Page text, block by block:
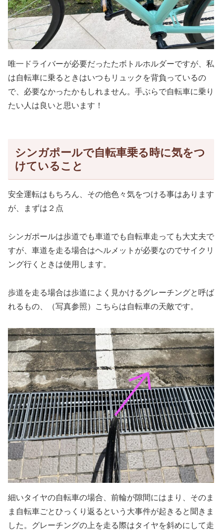
唯一ドライバーが必要だったたボトルホルダーですが、私
は自転車に乗るときはいつもリュックを背負っているの
で、必要なかったかもしれません。手ぶらで自転車に乗り
たい人は良いと思います！
シンガポールで自転車乗る時に気をつ
けていること
安全運転はもちろん、その他色々気をつける事はあります
が、まずは２点
シンガポールは歩道でも車道でも自転車走っても大丈夫で
すが、車道を走る場合はヘルメットが必要なのでサイクリ
ング行くときは使用します。
歩道を走る場合は歩道によく見かけるグレーチングと呼ば
れるもの、（写真参照）こちらは自転車の天敵です。
細いタイヤの自転車の場合、前輪が隙間にはまり、そのま
ま自転車ごとひっくり返るという大事件が起きると聞きま
した。グレーチングの上を走る際はタイヤを斜めにして走